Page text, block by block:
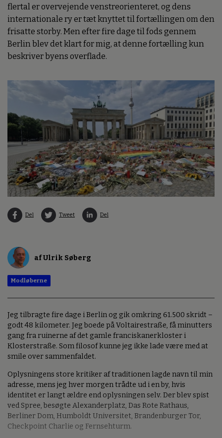
flertal er overvejende venstreorienteret, og dens
internationale ry er tæt knyttet til fortællingen om den
frisatte storby. Men efter fire dage til fods gennem
Berlin blev det klart for mig, at denne fortælling kun
beskriver byens overflade.
Del Tweet Del
af Ulrik Søberg
Modløberne
Jeg tilbragte fire dage i Berlin og gik omkring 61.500 skridt –
godt 48 kilometer. Jeg boede på Voltairestraße, få minutters
gang fra ruinerne af det gamle franciskanerkloster i
Klosterstraße. Som filosof kunne jeg ikke lade være med at
smile over sammenfaldet.
Oplysningens store kritiker af traditionen lagde navn til min
adresse, mens jeg hver morgen trådte ud i en by, hvis
identitet er langt ældre end oplysningen selv. Der blev spist
ved Spree, besøgte Alexanderplatz, Das Rote Rathaus,
Berliner Dom, Humboldt Universitet, Brandenburger Tor,
Checkpoint Charlie og Fernsehturm.